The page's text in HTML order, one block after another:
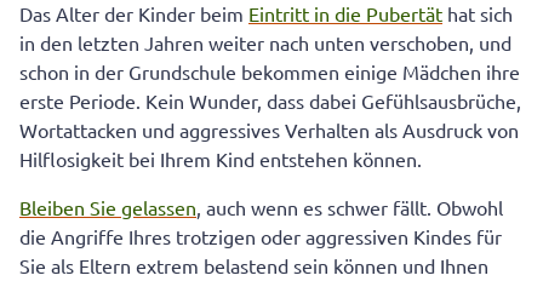
Die Vorbildrolle der Eltern ist in der Pubertät
besonders wichtig
10 bewährte Strategien gegen aggressives Verhalten
Das Alter der Kinder beim Eintritt in die Pubertät hat sich
in den letzten Jahren weiter nach unten verschoben, und
schon in der Grundschule bekommen einige Mädchen ihre
erste Periode. Kein Wunder, dass dabei Gefühlsausbrüche,
Wortattacken und aggressives Verhalten als Ausdruck von
Hilflosigkeit bei Ihrem Kind entstehen können.
Bleiben Sie gelassen, auch wenn es schwer fällt. Obwohl
die Angriffe Ihres trotzigen oder aggressiven Kindes für
Sie als Eltern extrem belastend sein können und Ihnen